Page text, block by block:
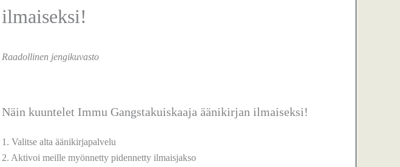
ilmaiseksi!
Raadollinen jengikuvasto
Näin kuuntelet Immu Gangstakuiskaaja äänikirjan ilmaiseksi!
1. Valitse alta äänikirjapalvelu
2. Aktivoi meille myönnetty pidennetty ilmaisjakso